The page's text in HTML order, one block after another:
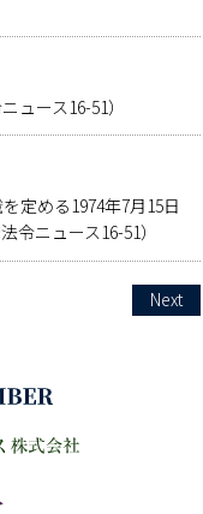
ュース16-51）
定める1974年7月15日
令ニュース16-51）
Next